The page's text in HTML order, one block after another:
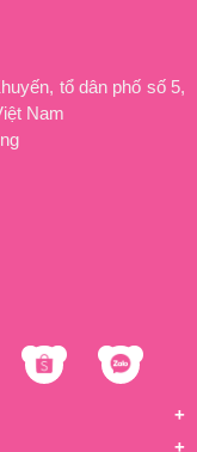
tổ dân phố số 5,
Nam